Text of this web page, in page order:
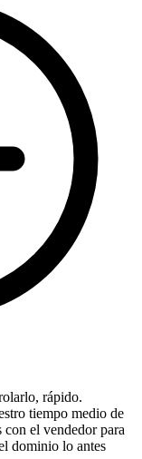
rápido.
tiempo medio de
con el vendedor para
dominio lo antes